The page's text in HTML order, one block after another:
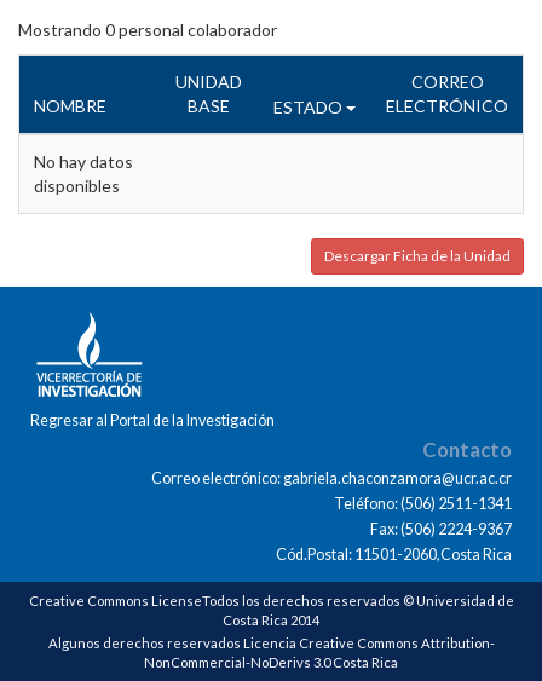
Mostrando 0personal colaborador
NOMBRE
UNIDAD
BASE
ESTADO
CORREO
ELECTRÓNICO
No hay datos
disponibles
Descargar Ficha de la Unidad
Regresar al Portal de la Investigación
Contacto
Correo electrónico: gabriela.chaconzamora@ucr.ac.cr
Teléfono: (506) 2511-1341
Fax: (506) 2224-9367
Cód.Postal: 11501-2060,Costa Rica
Creative Commons LicenseTodos los derechos reservados © Universidad de
Costa Rica 2014
Algunos derechos reservados Licencia Creative Commons Attribution-
NonCommercial-NoDerivs 3.0 Costa Rica